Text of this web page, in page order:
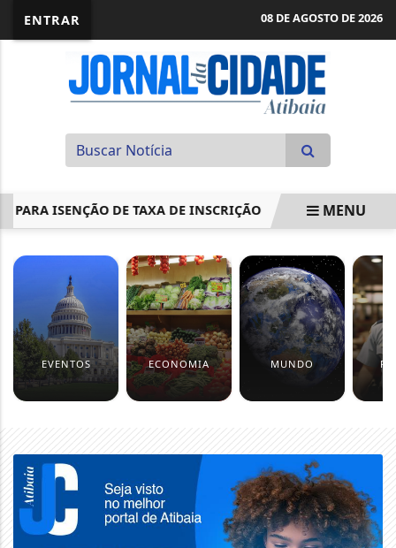
ENTRAR 08 DE AGOSTO DE 2026
ISENÇÃO DE TAXA DE INSCRIÇÃO DINO PROPÕE
MENU
EVENTOS ECONOMIA MUNDO